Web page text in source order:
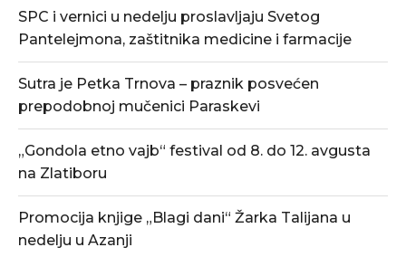
SPC i vernici u nedelju proslavljaju Svetog
Pantelejmona, zaštitnika medicine i farmacije
Sutra je Petka Trnova – praznik posvećen
prepodobnoj mučenici Paraskevi
„Gondola etno vajb“ festival od 8. do 12. avgusta
na Zlatiboru
Promocija knjige „Blagi dani“ Žarka Talijana u
nedelju u Azanji